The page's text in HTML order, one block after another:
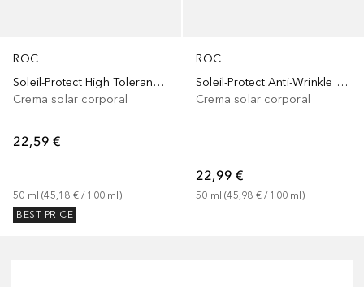
ROC
Soleil-Protect High Tolerance Comfort Fluid
Crema solar corporal
22,59 €
50 ml (45,18 € / 100 ml)
BEST PRICE
ROC
Soleil-Protect Anti-Wrinkle Smoothing Fluid
Crema solar corporal
22,99 €
50 ml (45,98 € / 100 ml)